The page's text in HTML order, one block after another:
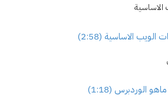
الاساسية
الويب الاساسية (2:58)